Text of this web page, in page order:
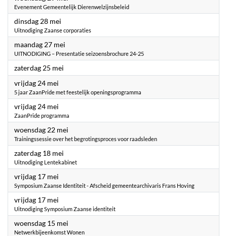
Evenement Gemeentelijk Dierenwelzijnsbeleid
dinsdag 28 mei
Uitnodiging Zaanse corporaties
maandag 27 mei
UITNODIGING – Presentatie seizoensbrochure 24-25
zaterdag 25 mei
vrijdag 24 mei
5 jaar ZaanPride met feestelijk openingsprogramma
vrijdag 24 mei
ZaanPride programma
woensdag 22 mei
Trainingssessie over het begrotingsproces voor raadsleden
zaterdag 18 mei
Uitnodiging Lentekabinet
vrijdag 17 mei
Symposium Zaanse Identiteit - Afscheid gemeentearchivaris Frans Hoving
vrijdag 17 mei
Uitnodiging Symposium Zaanse identiteit
woensdag 15 mei
Netwerkbijeenkomst Wonen